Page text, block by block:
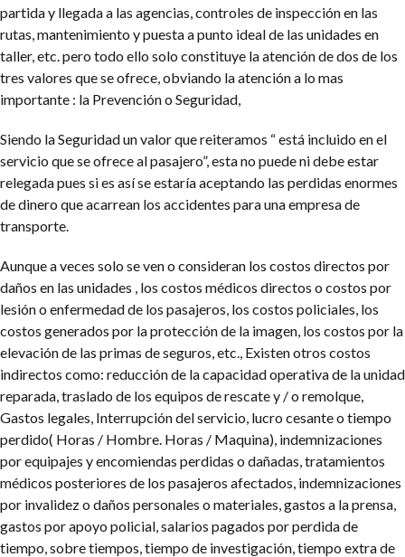
partida y llegada a las agencias, controles de inspección en las
rutas, mantenimiento y puesta a punto ideal de las unidades en
taller, etc. pero todo ello solo constituye la atención de dos de los
tres valores que se ofrece, obviando la atención a lo mas
importante : la Prevención o Seguridad,
Siendo la Seguridad un valor que reiteramos “ está incluido en el
servicio que se ofrece al pasajero”, esta no puede ni debe estar
relegada pues si es así se estaría aceptando las perdidas enormes
de dinero que acarrean los accidentes para una empresa de
transporte.
Aunque a veces solo se ven o consideran los costos directos por
daños en las unidades , los costos médicos directos o costos por
lesión o enfermedad de los pasajeros, los costos policiales, los
costos generados por la protección de la imagen, los costos por la
elevación de las primas de seguros, etc., Existen otros costos
indirectos como: reducción de la capacidad operativa de la unidad
reparada, traslado de los equipos de rescate y / o remolque,
Gastos legales, Interrupción del servicio, lucro cesante o tiempo
perdido( Horas / Hombre. Horas / Maquina), indemnizaciones
por equipajes y encomiendas perdidas o dañadas, tratamientos
médicos posteriores de los pasajeros afectados, indemnizaciones
por invalidez o daños personales o materiales, gastos a la prensa,
gastos por apoyo policial, salarios pagados por perdida de
tiempo, sobre tiempos, tiempo de investigación, tiempo extra de